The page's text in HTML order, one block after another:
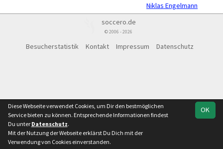
Niklas Engelmann
soccero.de
© 2006 - 2026
Besucherstatistik Kontakt Impressum Datenschutz
OK
Diese Webseite verwendet Cookies, um Dir den bestmöglichen
Service bieten zu können. Entsprechende Informationen findest
Du unter Datenschutz.
Mit der Nutzung der Webseite erklärst Du Dich mit der
Verwendung von Cookies einverstanden.